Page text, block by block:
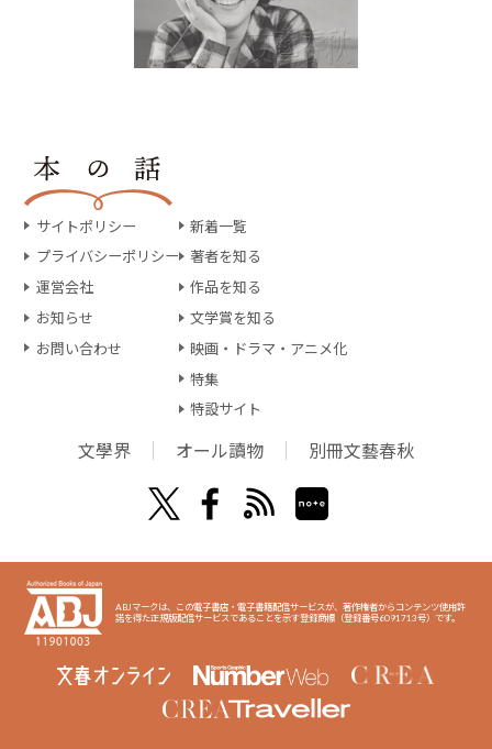
サイトポリシー
プライバシーポリシー
運営会社
お知らせ
お問い合わせ
新着一覧
著者を知る
作品を知る
文学賞を知る
映画・ドラマ・アニメ化
特集
特設サイト
文學界 オール讀物 別冊文藝春秋
ABJマークは、この電子書店・電子書籍配信サービスが、著作権者からコンテンツ使用許
諾を得た正規版配信サービスであることを示す登録商標（登録番号6091713号）です。